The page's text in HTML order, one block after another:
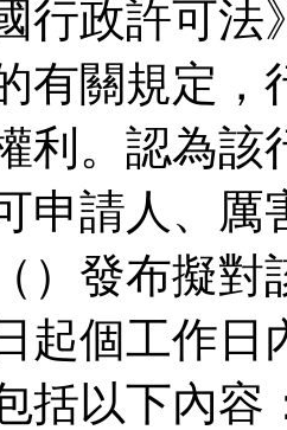
行政許可法
有關規定，
利。認為
申請人、厲
）發布擬
起個工作
括以下內容